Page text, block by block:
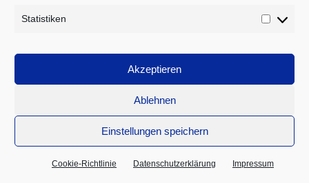
Statistiken
Akzeptieren
Ablehnen
Einstellungen speichern
Cookie-Richtlinie Datenschutzerklärung Impressum
© 1999–2026|Jochen Treuz – Trainer, Berater und Coach